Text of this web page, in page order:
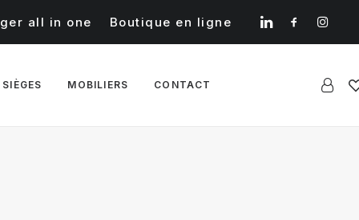
all in one Boutique en ligne
MOBILIERS CONTACT